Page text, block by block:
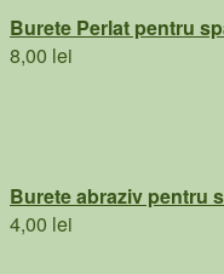
Burete Perlat pentru
8,00 lei
Burete abraziv pentru
4,00 lei